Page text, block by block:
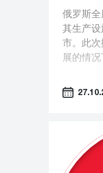
俄罗斯全
其生产设
市。此
展的情